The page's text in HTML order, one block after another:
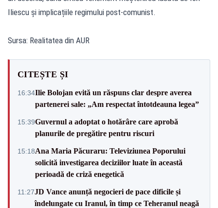
Iliescu și implicațiile regimului post-comunist.
Sursa: Realitatea din AUR
CITEȘTE ȘI
16:34Ilie Bolojan evită un răspuns clar despre averea
partenerei sale: „Am respectat întotdeauna legea”
15:39Guvernul a adoptat o hotărâre care aprobă
planurile de pregătire pentru riscuri
15:18Ana Maria Păcuraru: Televiziunea Poporului
solicită investigarea deciziilor luate în această
perioadă de criză enegetică
11:27JD Vance anunță negocieri de pace dificile și
îndelungate cu Iranul, în timp ce Teheranul neagă